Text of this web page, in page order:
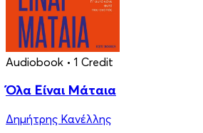
Audiobook • 1 Credit
Όλα Είναι Μάταια
Δημήτρης Κανέλλης